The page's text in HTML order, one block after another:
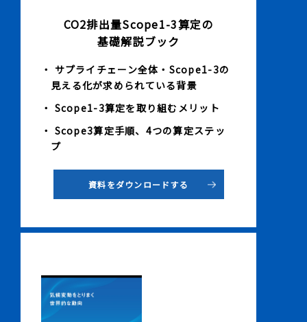
CO2排出量Scope1-3算定の
基礎解説ブック
・ サプライチェーン全体・Scope1-3の
見える化が求められている背景
・ Scope1-3算定を取り組むメリット
・ Scope3算定手順、4つの算定ステッ
プ
資料をダウンロードする